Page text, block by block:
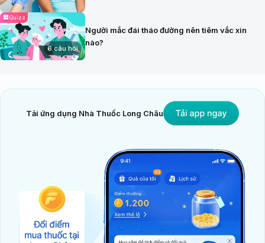
Quizz
6 câu hỏi
Người mắc đái tháo đường nên tiêm vắc xin
nào?
Tải ứng dụng Nhà Thuốc Long Châu